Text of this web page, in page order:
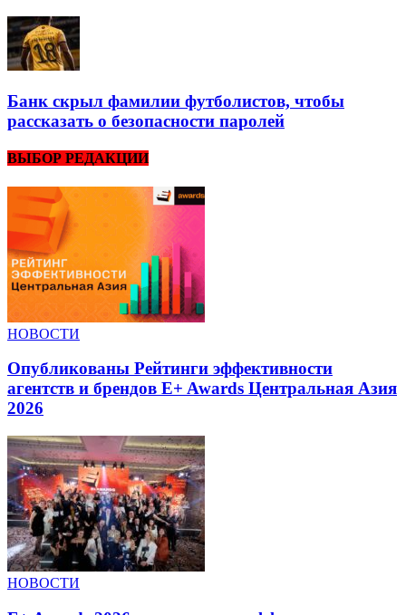
Банк скрыл фамилии футболистов, чтобы
рассказать о безопасности паролей
ВЫБОР РЕДАКЦИИ
НОВОСТИ
Опубликованы Рейтинги эффективности
агентств и брендов E+ Awards Центральная Азия
2026
НОВОСТИ